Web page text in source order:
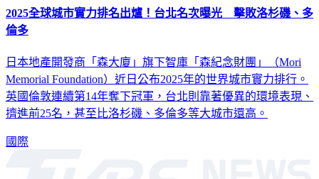
2025全球城市實力排名出爐！台北名次曝光 擊敗洛杉磯、多
倫多
日本地產開發商「森大廈」旗下智庫「森紀念財團」（Mori
Memorial Foundation）近日公布2025年的世界城市實力排行。
英國倫敦連續第14年奪下冠軍，台北則靠著優異的環境表現、
擠進前25名，甚至比洛杉磯、多倫多等大城市還高。
國際